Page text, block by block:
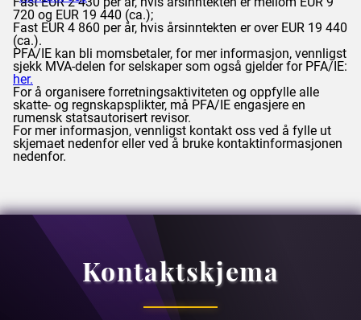
720 og EUR 19 440 (ca.);
Fast EUR 4 860 per år, hvis årsinntekten er over EUR 19 440
(ca.).
PFA/IE kan bli momsbetaler, for mer informasjon, vennligst
sjekk MVA-delen for selskaper som også gjelder for PFA/IE:
her.
For å organisere forretningsaktiviteten og oppfylle alle
skatte- og regnskapsplikter, må PFA/IE engasjere en
rumensk statsautorisert revisor.
For mer informasjon, vennligst kontakt oss ved å fylle ut
skjemaet nedenfor eller ved å bruke kontaktinformasjonen
nedenfor.
Kontaktskjema